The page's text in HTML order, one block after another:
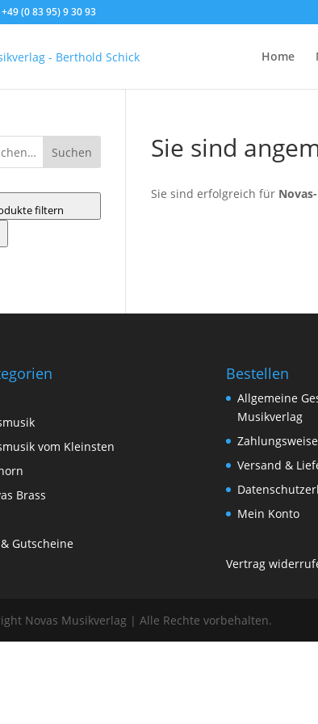
+49 (0 83 95) 9 30 93
Home
Sie sind
Sie sind erfolgreich für
Suchen
filtern
vom Kleinsten
Brass
Gutscheine
Bestellen
Allgemeine
Musikverlag
Versand &
Mein Konto
Vertrag
Novas Musikverlag | Alle Rechte vorbehalten.